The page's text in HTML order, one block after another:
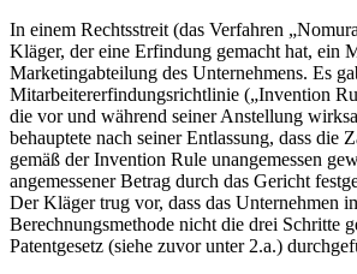
In einem Rechtsstreit (das Verfahren
Kläger, der eine Erfindung gemacht hat, ein
Marketingabteilung des Unternehmens. Es
Mitarbeitererfindungsrichtlinie („Invention
die vor und während seiner Anstellung
behauptete nach seiner Entlassung, dass die
gemäß der Invention Rule unangemessen
angemessener Betrag durch das Gericht
Der Kläger trug vor, dass das Unternehmen
Berechnungsmethode nicht die drei Schritte
Patentgesetz (siehe zuvor unter 2.a.)